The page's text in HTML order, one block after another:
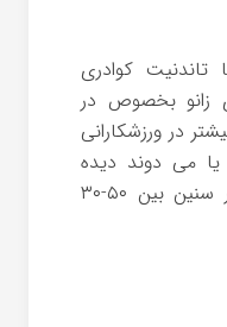
تاندنیت کوادری
زانو بخصوص در
در ورزشکارانی
یا می دوند دیده
میشود. این بیماری بیشتر در سنین بین ۵۰-۳۰